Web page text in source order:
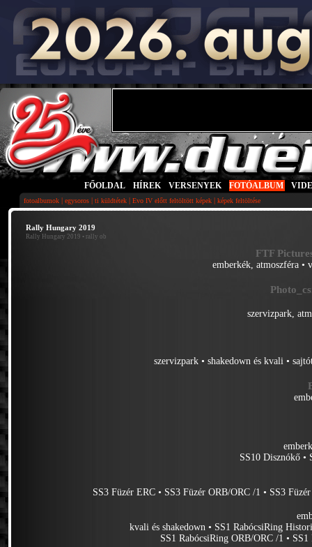
FŐOLDAL HÍREK VERSENYEK FOTÓALBUM
fotoalbumok | egysoros | ti küldtétek | Evo IV előtt feltöltött képek | képek feltöltése
Rally Hungary 2019
Rally Hungary 2019 • rally ob
FTF
emberkék, atmoszféra •
szervizpark,
szervizpark •shakedown és kvali •
SS10 Disznókő •
SS3 Füzér ERC • SS3 Füzér ORB/ORC /1 • SS3
kvali és shakedown • SS1 RabócsiRing
SS1 RabócsiRing ORB/ORC /1 • SS1